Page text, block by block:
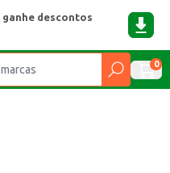
ganhe descontos
0